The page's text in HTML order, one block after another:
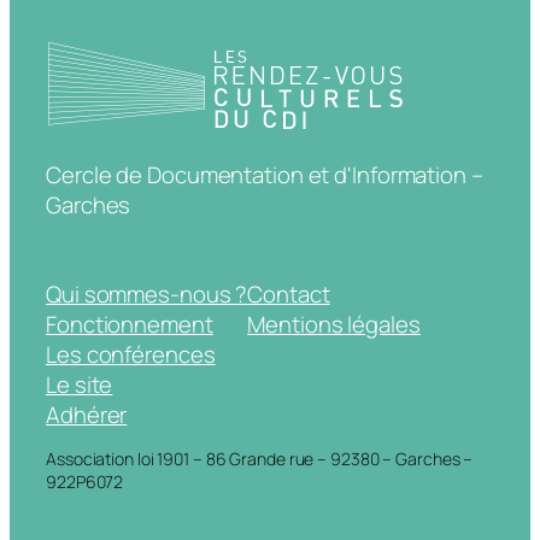
Cercle de Documentation et d'Information –
Garches
Qui sommes-nous ?
Fonctionnement
Les conférences
Le site
Adhérer
Contact
Mentions légales
Association loi 1901 – 86 Grande rue – 92380 – Garches –
922P6072